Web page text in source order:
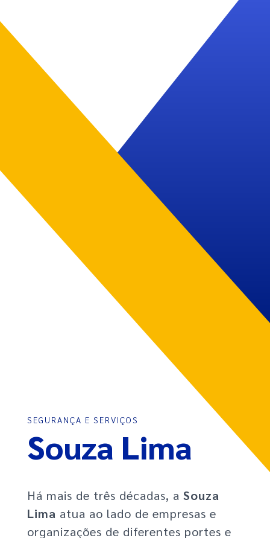
SEGURANÇA E SERVIÇOS
Souza Lima
Há mais de três décadas, a Souza
Lima atua ao lado de empresas e
organizações de diferentes portes e